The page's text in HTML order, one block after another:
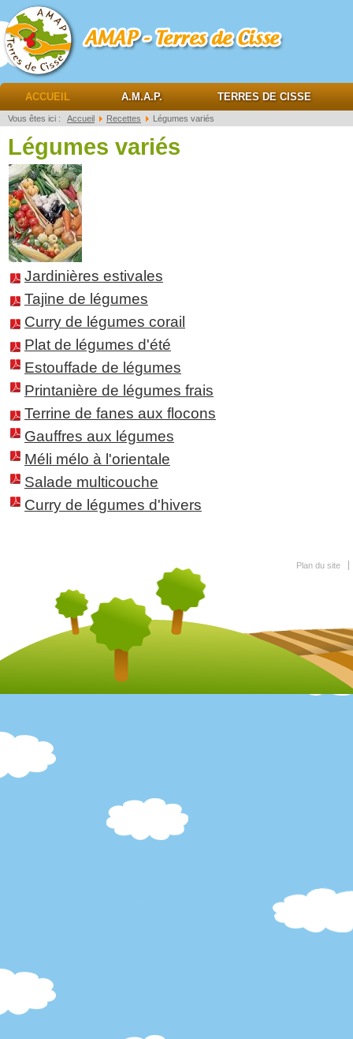
AMAP Terres de cisse
ACCUEIL A.M.A.P. TERRES DE CISSE
Vous êtes ici : Accueil Recettes Légumes variés
Légumes variés
Jardinières estivales
Tajine de légumes
Curry de légumes corail
Plat de légumes d'été
Estouffade de légumes
Printanière de légumes frais
Terrine de fanes aux flocons
Gauffres aux légumes
Méli mélo à l'orientale
Salade multicouche
Curry de légumes d'hivers
Plan du site